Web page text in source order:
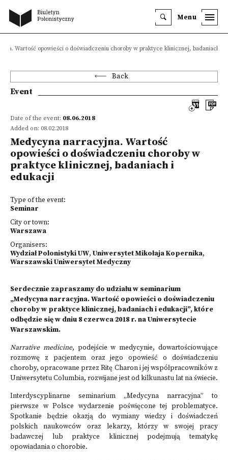
Menu
Wartość opowieści o doświadczeniu choroby w praktyce klinicznej, badaniach i
Back
Event
Date of the event: 08.06.2018
Added on: 08.02.2018
Medycyna narracyjna. Wartość
opowieści o doświadczeniu choroby w
praktyce klinicznej, badaniach i
edukacji
Type of the event:
Seminar
City or town:
Warszawa
Organisers:
Wydział Polonistyki UW, Uniwersytet Mikołaja Kopernika,
Warszawski Uniwersytet Medyczny
Serdecznie zapraszamy do udziału w seminarium
„Medycyna narracyjna. Wartość opowieści o doświadczeniu
choroby w praktyce klinicznej, badaniach i edukacji”, które
odbędzie się w dniu 8 czerwca 2018 r. na Uniwersytecie
Warszawskim.
Narrative medicine, podejście w medycynie, dowartościowujące
rozmowę z pacjentem oraz jego opowieść o doświadczeniu
choroby, opracowane przez Ritę Charon i jej współpracowników z
Uniwersytetu Columbia, rozwijane jest od kilkunastu lat na świecie.
Interdyscyplinarne seminarium „Medycyna narracyjna” to
pierwsze w Polsce wydarzenie poświęcone tej problematyce.
Spotkanie będzie okazją do wymiany wiedzy i doświadczeń
polskich naukowców oraz lekarzy, którzy w swojej pracy
badawczej lub praktyce klinicznej podejmują tematykę
opowiadania o chorobie.